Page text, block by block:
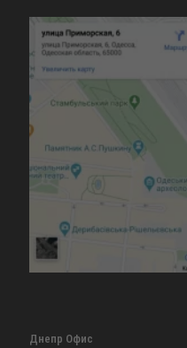
Днепр Офис